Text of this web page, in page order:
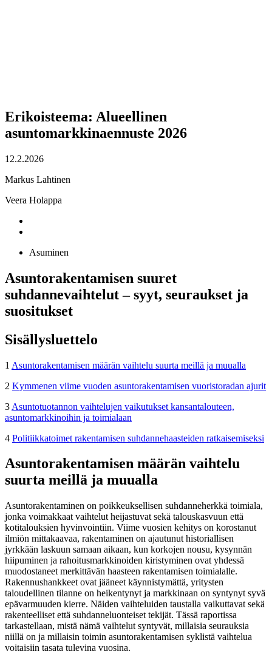
Erikoisteema: Alueellinen
asuntomarkkinaennuste 2026
12.2.2026
Markus Lahtinen
Veera Holappa
Asuminen
Asuntorakentamisen suuret
suhdannevaihtelut – syyt, seuraukset ja
suositukset
Sisällysluettelo
1 Asuntorakentamisen määrän vaihtelu suurta meillä ja muualla
2 Kymmenen viime vuoden asuntorakentamisen vuoristoradan ajurit
3 Asuntotuotannon vaihtelujen vaikutukset kansantalouteen,
asuntomarkkinoihin ja toimialaan
4 Politiikkatoimet rakentamisen suhdannehaasteiden ratkaisemiseksi
Asuntorakentamisen määrän vaihtelu
suurta meillä ja muualla
Asuntorakentaminen on poikkeuksellisen suhdanneherkkä toimiala,
jonka voimakkaat vaihtelut heijastuvat sekä talouskasvuun että
kotitalouksien hyvinvointiin. Viime vuosien kehitys on korostanut
ilmiön mittakaavaa, rakentaminen on ajautunut historiallisen
jyrkkään laskuun samaan aikaan, kun korkojen nousu, kysynnän
hiipuminen ja rahoitusmarkkinoiden kiristyminen ovat yhdessä
muodostaneet merkittävän haasteen rakentamisen toimialalle.
Rakennushankkeet ovat jääneet käynnistymättä, yritysten
taloudellinen tilanne on heikentynyt ja markkinaan on syntynyt syvä
epävarmuuden kierre. Näiden vaihteluiden taustalla vaikuttavat sekä
rakenteelliset että suhdanneluonteiset tekijät. Tässä raportissa
tarkastellaan, mistä nämä vaihtelut syntyvät, millaisia seurauksia
niillä on ja millaisin toimin asuntorakentamisen syklistä vaihtelua
voitaisiin tasata tulevina vuosina.